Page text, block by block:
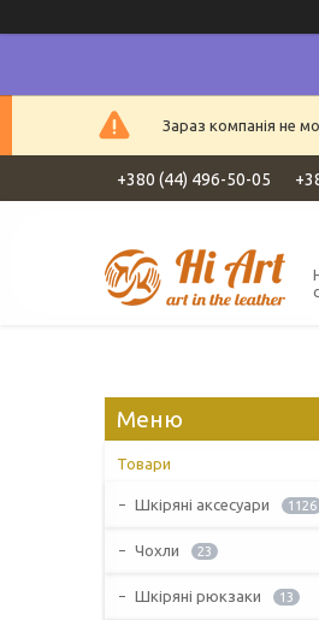
Зараз компанія не
+380 (44) 496-50-05
Товари
Шкіряні аксесуари 1126
Чохли 23
Шкіряні рюкзаки 13